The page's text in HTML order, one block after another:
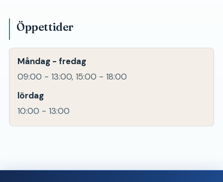
Öppettider
Måndag - fredag
09:00 - 13:00, 15:00 - 18:00
lördag
10:00 - 13:00